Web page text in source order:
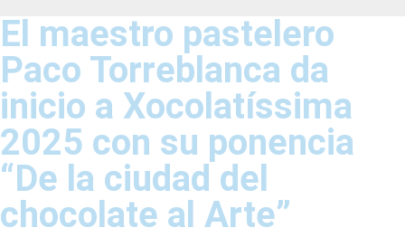
El maestro pastelero
Paco Torreblanca da
inicio a Xocolatíssima
2025 con su ponencia
“De la ciudad del
chocolate al Arte”